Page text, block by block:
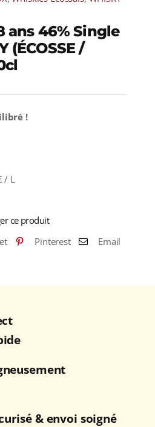
ans 46% Single
(ÉCOSSE /
!
/ L
ce produit
Pinterest Email
& envoi soigné